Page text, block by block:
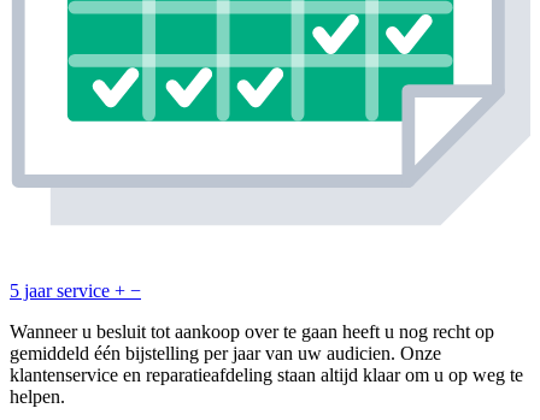
5 jaar service + −
Wanneer u besluit tot aankoop over te gaan heeft u nog recht op
gemiddeld één bijstelling per jaar van uw audicien. Onze
klantenservice en reparatieafdeling staan altijd klaar om u op weg te
helpen.